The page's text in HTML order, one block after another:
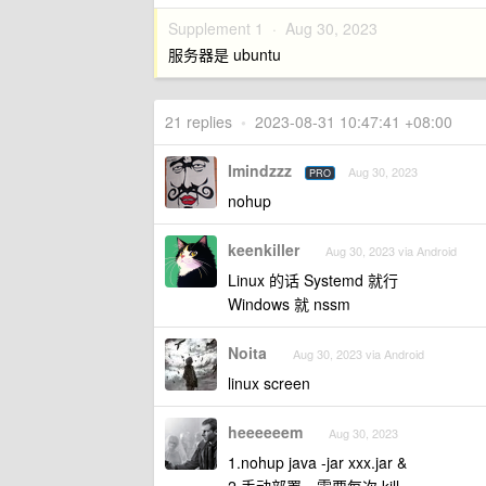
Supplement 1 · Aug 30, 2023
服务器是 ubuntu
21 replies • 2023-08-31 10:47:41 +08:00
Imindzzz PRO Aug 30, 2023
nohup
keenkiller Aug 30, 2023 via Android
Linux 的话 Systemd 就行
Windows 就 nssm
Noita Aug 30, 2023 via Android
linux screen
heeeeeem Aug 30, 2023
1.nohup java -jar xxx.jar &